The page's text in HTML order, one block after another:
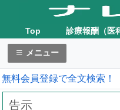
Top 診療報酬（医
メニュー
無料会員登録で全文検索！
告示